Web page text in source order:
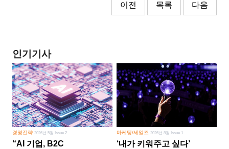
이전 목록 다음
인기기사
경영전략 2026년 5월 Issue 2
“AI 기업, B2C
마케팅/세일즈 2026년 8월 Issue 1
‘내가 키워주고 싶다’